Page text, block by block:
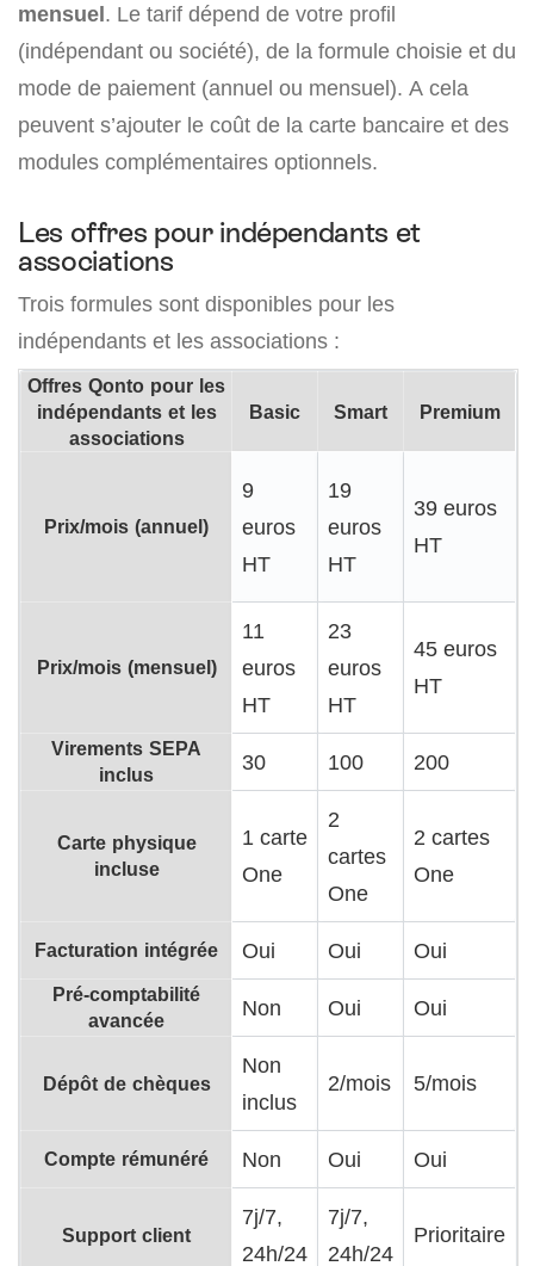
mensuel. Le tarif dépend de votre profil
(indépendant ou société), de la formule choisie et du
mode de paiement (annuel ou mensuel). A cela
peuvent s’ajouter le coût de la carte bancaire et des
modules complémentaires optionnels.
Les offres pour indépendants et
associations
Trois formules sont disponibles pour les
indépendants et les associations :
Offres Qonto pour les
indépendants et les
associations
Basic Smart Premium
Prix/mois (annuel)
9
euros
HT
19
euros
HT
39 euros
HT
Prix/mois (mensuel)
11
euros
HT
23
euros
HT
45 euros
HT
Virements SEPA
inclus
30 100 200
Carte physique
incluse
1 carte
One
2
cartes
One
2 cartes
One
Facturation intégrée Oui Oui Oui
Pré-comptabilité
avancée
Non Oui Oui
Dépôt de chèques
Non
inclus
2/mois 5/mois
Compte rémunéré Non Oui Oui
Support client
7j/7,
24h/24
7j/7,
24h/24
Prioritaire